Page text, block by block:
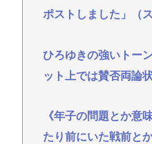
ポストしました」（
ひろゆきの強いトー
ット上では賛否両論
《年子の問題とか意
たり前にいた戦前と